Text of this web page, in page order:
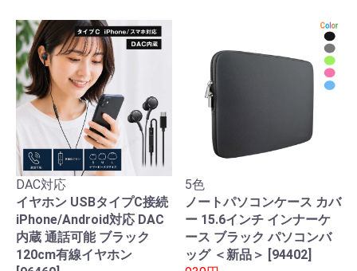
DAC対応
イヤホン USBタイプC接続
iPhone/Android対応 DAC
内蔵 通話可能 ブラック
120cm有線イヤホン
5色
ノートパソコンケース カバ
ー 15.6インチ インナーケ
ース ブラック パソコンバ
ッグ ＜新品＞ [94402]